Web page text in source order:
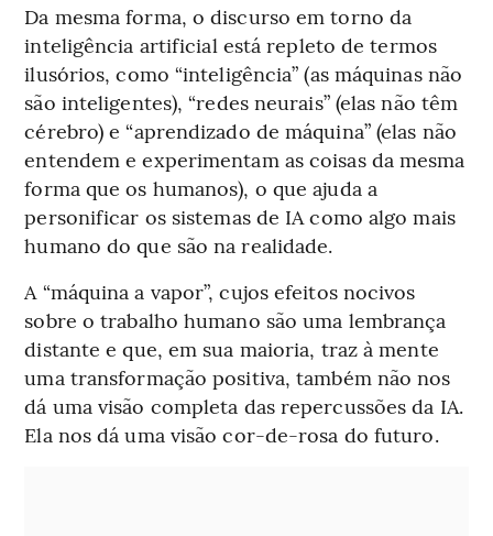
Da mesma forma, o discurso em torno da
inteligência artificial está repleto de termos
ilusórios, como “inteligência” (as máquinas não
são inteligentes), “redes neurais” (elas não têm
cérebro) e “aprendizado de máquina” (elas não
entendem e experimentam as coisas da mesma
forma que os humanos), o que ajuda a
personificar os sistemas de IA como algo mais
humano do que são na realidade.
A “máquina a vapor”, cujos efeitos nocivos
sobre o trabalho humano são uma lembrança
distante e que, em sua maioria, traz à mente
uma transformação positiva, também não nos
dá uma visão completa das repercussões da IA.
Ela nos dá uma visão cor-de-rosa do futuro.